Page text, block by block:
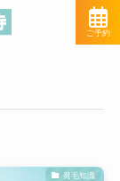
ご予約
発毛知識